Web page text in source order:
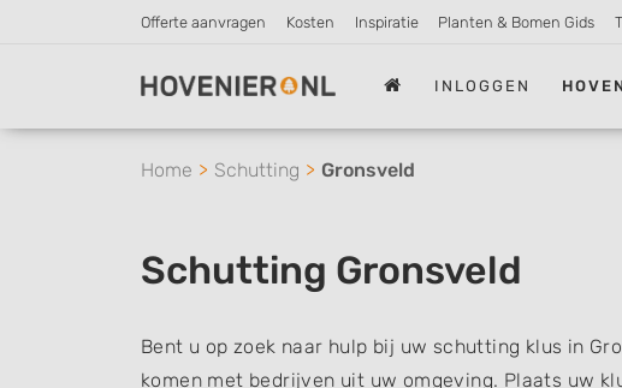
Offerte aanvragen Kosten Inspiratie Planten & Bomen Gids
INLOGGEN
Home Schutting Gronsveld
Schutting Gronsveld
Bent u op zoek naar hulp bij uw schutting klus in
komen met bedrijven uit uw omgeving. Plaats uw